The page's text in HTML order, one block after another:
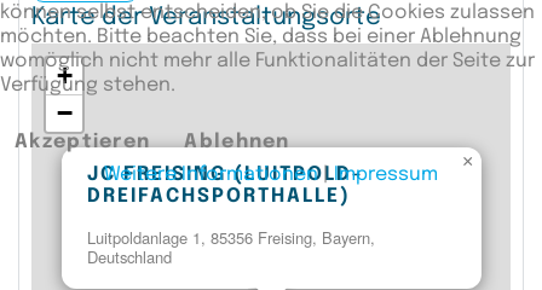
Karte der Veranstaltungsorte
JC FREISING (LUITPOLD-
DREIFACHSPORTHALLE)
Luitpoldanlage 1, 85356 Freising, Bayern,
Deutschland
×
+
−
können selbst entscheiden, ob Sie die Cookies zulassen
möchten. Bitte beachten Sie, dass bei einer Ablehnung
womöglich nicht mehr alle Funktionalitäten der Seite zur
Verfügung stehen.
Akzeptieren
Ablehnen
Weitere Informationen| Impressum